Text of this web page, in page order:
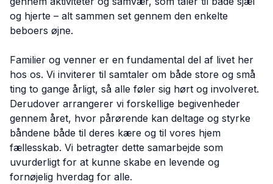
og hjerte – alt sammen set gennem den enkelte
beboers øjne.
Familier og venner er en fundamental del af livet her
hos os. Vi inviterer til samtaler om både store og små
ting to gange årligt, så alle føler sig hørt og involveret.
Derudover arrangerer vi forskellige begivenheder
gennem året, hvor pårørende kan deltage og styrke
båndene både til deres kære og til vores hjem
fællesskab. Vi betragter dette samarbejde som
uvurderligt for at kunne skabe en levende og
fornøjelig hverdag for alle.